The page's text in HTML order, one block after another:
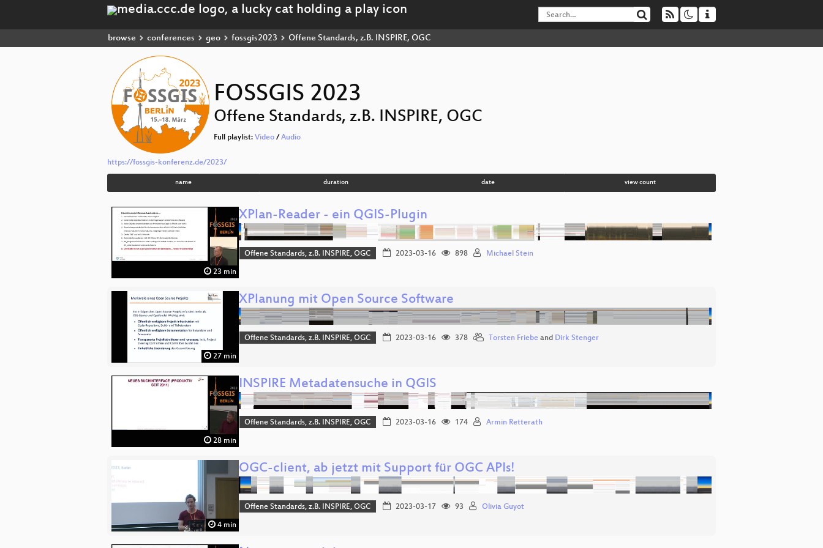
browse conferences geo fossgis2023 Offene Standards, z.B. INSPIRE, OGC
FOSSGIS 2023
Offene Standards, z.B. INSPIRE, OGC
Full playlist: Video/ Audio
https://fossgis-konferenz.de/2023/
name duration date view count
23 min
XPlan-Reader - ein QGIS-Plugin
Offene Standards, z.B. INSPIRE, OGC 2023-03-16 898 Michael Stein
27 min
XPlanung mit Open Source Software
Offene Standards, z.B. INSPIRE, OGC 2023-03-16 378 Torsten Friebeand Dirk Stenger
28 min
INSPIRE Metadatensuche in QGIS
Offene Standards, z.B. INSPIRE, OGC 2023-03-16 174 Armin Retterath
4 min
OGC-client, ab jetzt mit Support für OGC APIs!
Offene Standards, z.B. INSPIRE, OGC 2023-03-17 93 Olivia Guyot